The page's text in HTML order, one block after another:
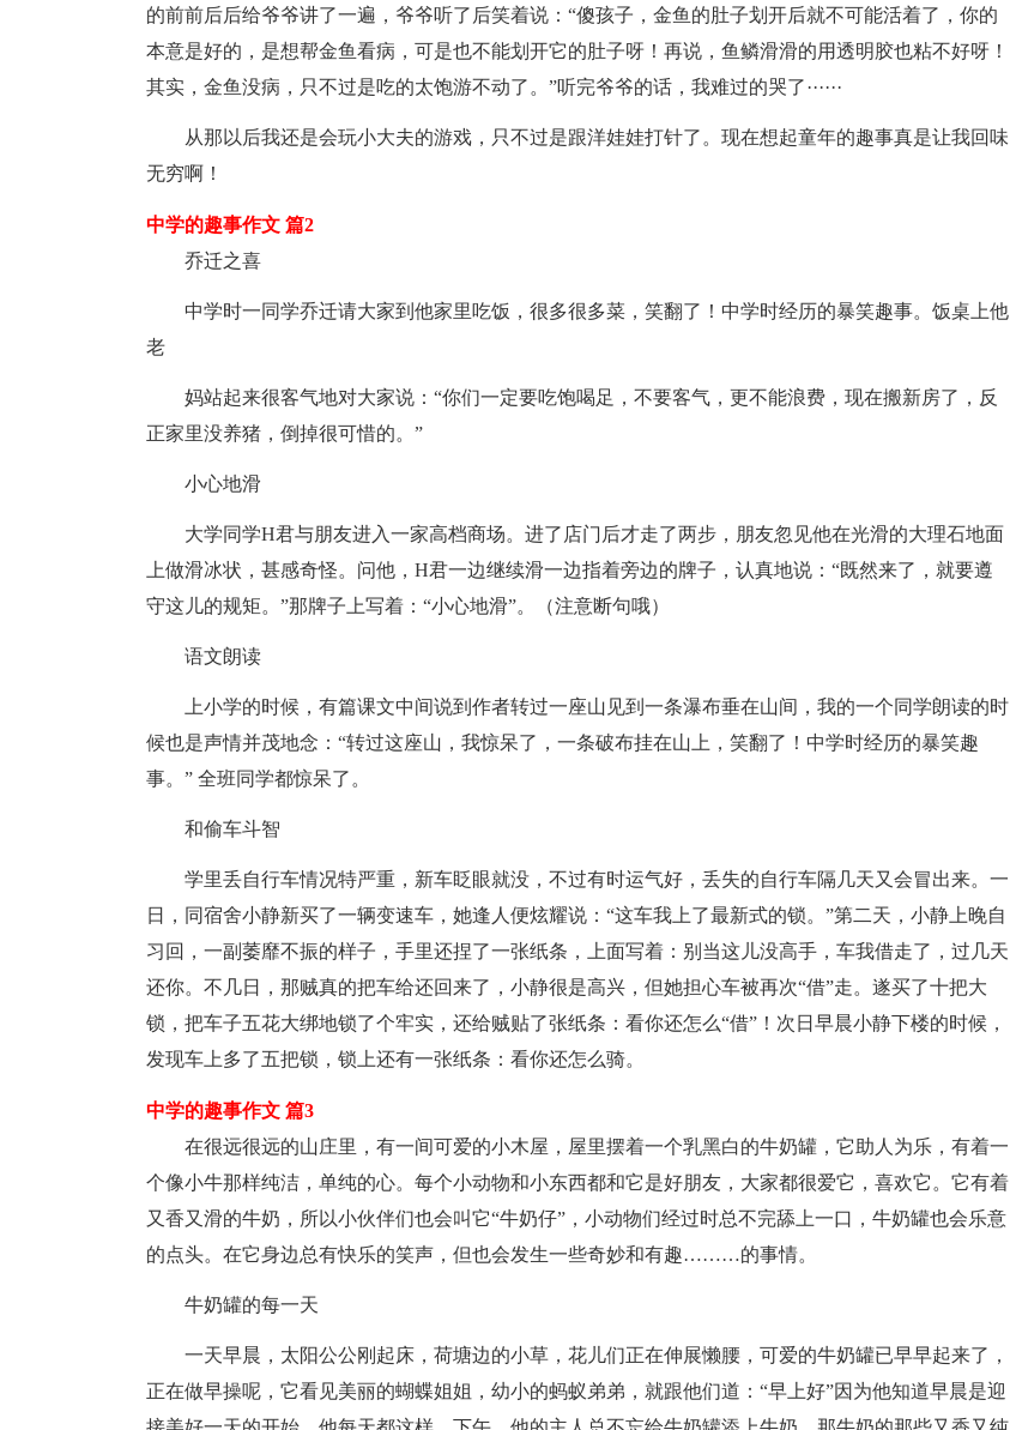
的前前后后给爷爷讲了一遍，爷爷听了后笑着说：“傻孩子，金鱼的肚子划开后就不可能活着了，你的
本意是好的，是想帮金鱼看病，可是也不能划开它的肚子呀！再说，鱼鳞滑滑的用透明胶也粘不好呀！
其实，金鱼没病，只不过是吃的太饱游不动了。”听完爷爷的话，我难过的哭了······
从那以后我还是会玩小大夫的游戏，只不过是跟洋娃娃打针了。现在想起童年的趣事真是让我回味
无穷啊！
中学的趣事作文 篇2
乔迁之喜
中学时一同学乔迁请大家到他家里吃饭，很多很多菜，笑翻了！中学时经历的暴笑趣事。饭桌上他
老
妈站起来很客气地对大家说：“你们一定要吃饱喝足，不要客气，更不能浪费，现在搬新房了，反
正家里没养猪，倒掉很可惜的。”
小心地滑
大学同学H君与朋友进入一家高档商场。进了店门后才走了两步，朋友忽见他在光滑的大理石地面
上做滑冰状，甚感奇怪。问他，H君一边继续滑一边指着旁边的牌子，认真地说：“既然来了，就要遵
守这儿的规矩。”那牌子上写着：“小心地滑”。（注意断句哦）
语文朗读
上小学的时候，有篇课文中间说到作者转过一座山见到一条瀑布垂在山间，我的一个同学朗读的时
候也是声情并茂地念：“转过这座山，我惊呆了，一条破布挂在山上，笑翻了！中学时经历的暴笑趣
事。” 全班同学都惊呆了。
和偷车斗智
学里丢自行车情况特严重，新车眨眼就没，不过有时运气好，丢失的自行车隔几天又会冒出来。一
日，同宿舍小静新买了一辆变速车，她逢人便炫耀说：“这车我上了最新式的锁。”第二天，小静上晚自
习回，一副萎靡不振的样子，手里还捏了一张纸条，上面写着：别当这儿没高手，车我借走了，过几天
还你。不几日，那贼真的把车给还回来了，小静很是高兴，但她担心车被再次“借”走。遂买了十把大
锁，把车子五花大绑地锁了个牢实，还给贼贴了张纸条：看你还怎么“借”！次日早晨小静下楼的时候，
发现车上多了五把锁，锁上还有一张纸条：看你还怎么骑。
中学的趣事作文 篇3
在很远很远的山庄里，有一间可爱的小木屋，屋里摆着一个乳黑白的牛奶罐，它助人为乐，有着一
个像小牛那样纯洁，单纯的心。每个小动物和小东西都和它是好朋友，大家都很爱它，喜欢它。它有着
又香又滑的牛奶，所以小伙伴们也会叫它“牛奶仔”，小动物们经过时总不完舔上一口，牛奶罐也会乐意
的点头。在它身边总有快乐的笑声，但也会发生一些奇妙和有趣………的事情。
牛奶罐的每一天
一天早晨，太阳公公刚起床，荷塘边的小草，花儿们正在伸展懒腰，可爱的牛奶罐已早早起来了，
正在做早操呢，它看见美丽的蝴蝶姐姐，幼小的蚂蚁弟弟，就跟他们道：“早上好”因为他知道早晨是迎